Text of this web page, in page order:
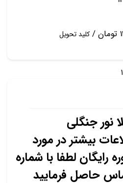
کلید تحویل
نور جنگلی
بیشتر در مورد
رایگان لطفا با شماره